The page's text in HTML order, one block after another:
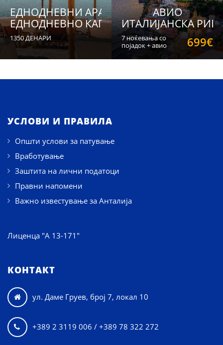
ЕДНОДНЕВНИ АРАНЖМАНИ
ЕДНОДНЕВНО КАПЕЊЕ ВО НЕА
1350 ДЕНАРИ
АВИО
ИТАЛИЈАНСКА
7 ноќевања со
појадок + авио
билет + водич
699€
УСЛОВИ И ПРАВИЛА
Општи услови за патување
Вработување
Заштита на лични податоци
Правни напомени
Важно известување за Анталија
Лиценца "А 13-171"
КОНТАКТ
 ул. Даме Груев, број 7, локал 10
 +389 2 3119 006 / +389 78 322 272